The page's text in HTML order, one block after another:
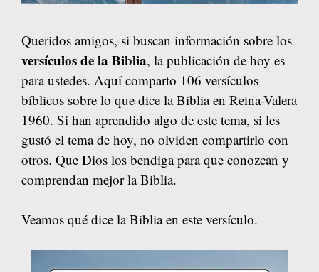
Queridos amigos, si buscan información sobre los
versículos de la Biblia, la publicación de hoy es
para ustedes. Aquí comparto 106 versículos
bíblicos sobre lo que dice la Biblia en Reina-Valera
1960. Si han aprendido algo de este tema, si les
gustó el tema de hoy, no olviden compartirlo con
otros. Que Dios los bendiga para que conozcan y
comprendan mejor la Biblia.
Veamos qué dice la Biblia en este versículo.